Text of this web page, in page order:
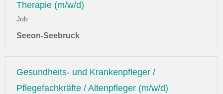
Therapie (m/w/d)
Job
Seeon-Seebruck
Gesundheits- und Krankenpfleger /
Pflegefachkräfte / Altenpfleger (m/w/d)